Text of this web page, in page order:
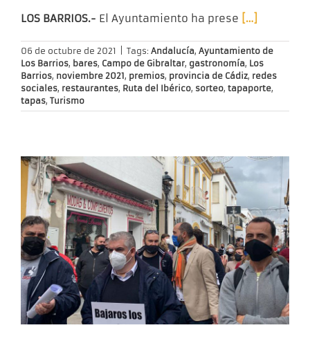
LOS BARRIOS.- El Ayuntamiento ha prese […]
06 de octubre de 2021 Tags: Andalucía, Ayuntamiento de
Los Barrios, bares, Campo de Gibraltar, gastronomía, Los
Barrios, noviembre 2021, premios, provincia de Cádiz, redes
sociales, restaurantes, Ruta del Ibérico, sorteo, tapaporte,
tapas, Turismo